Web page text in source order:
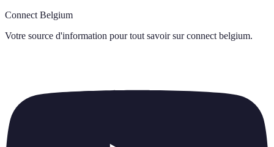
Connect Belgium
Votre source d'information pour tout savoir sur connect belgium.